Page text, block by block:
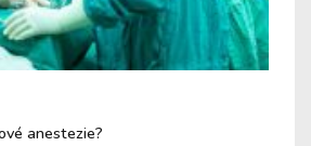
anestezie?